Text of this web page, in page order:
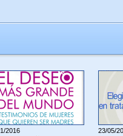
2016 23/05/